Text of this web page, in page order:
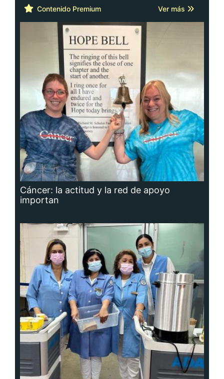
Contenido Premium Ver más
Cáncer: la actitud y la red de apoyo
importan